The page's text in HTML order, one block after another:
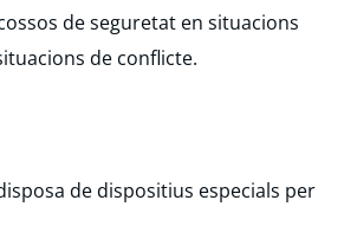
de seguretat en situacions
de conflicte.
de dispositius especials per